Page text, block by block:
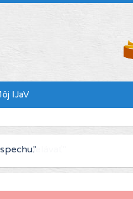
IJaV
vzdelávať."